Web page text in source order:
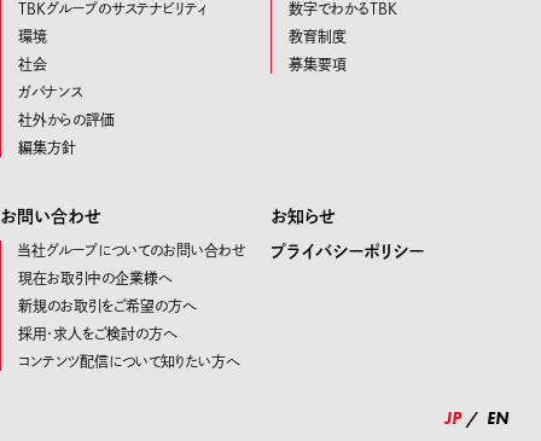
TBKグループのサステナビリティ
環境
社会
ガバナンス
社外からの評価
編集方針
数字でわかるTBK
教育制度
募集要項
お問い合わせ
当社グループについてのお問い合わせ
現在お取引中の企業様へ
新規のお取引をご希望の方へ
採用・求人をご検討の方へ
コンテンツ配信について知りたい方へ
お知らせ
プライバシーポリシー
JP EN